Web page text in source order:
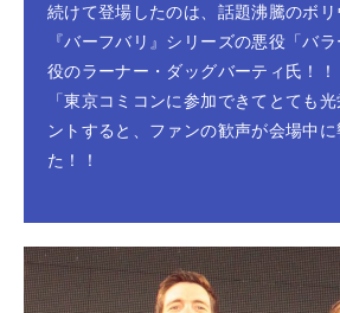
続けて登場したのは、話題沸騰のボ
『バーフバリ』シリーズの悪役「バラ
役のラーナー・ダッグバーティ氏！！
「東京コミコンに参加できてとても
ントすると、ファンの歓声が会場中
た！！